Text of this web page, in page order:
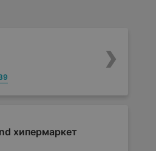
хипермаркет